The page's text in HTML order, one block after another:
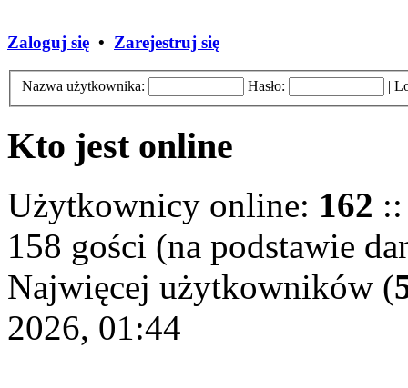
Zaloguj się • Zarejestruj się
Nazwa użytkownika: Hasło: |
Kto jest online
Użytkownicy online: 162
158 gości (na podstawie
Najwięcej użytkowników (
2026, 01:44